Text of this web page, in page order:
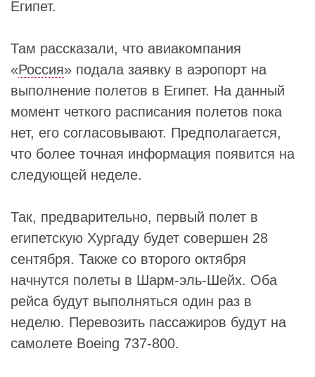
Египет.
Там рассказали, что авиакомпания
«Россия» подала заявку в аэропорт на
выполнение полетов в Египет. На данный
момент четкого расписания полетов пока
нет, его согласовывают. Предполагается,
что более точная информация появится на
следующей неделе.
Так, предварительно, первый полет в
египетскую Хургаду будет совершен 28
сентября. Также со второго октября
начнутся полеты в Шарм-эль-Шейх. Оба
рейса будут выполняться один раз в
неделю. Перевозить пассажиров будут на
самолете Boeing 737-800.